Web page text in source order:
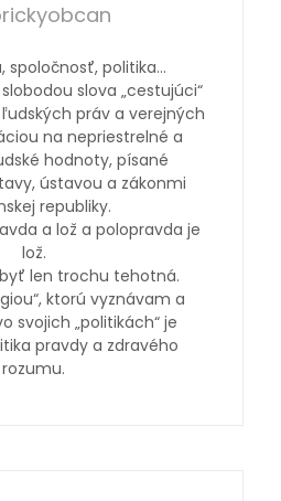
spoločnosť, politika…
slova „cestujúci“
práv a verejných
na nepriestrelné a
hodnoty, písané
ústavou a zákonmi
republiky.
a lož a polopravda je
lož.
len trochu tehotná.
ktorú vyznávam a
svojich „politikách“ je
pravdy a zdravého
rozumu.